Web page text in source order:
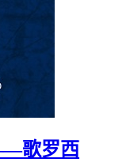
歌罗西